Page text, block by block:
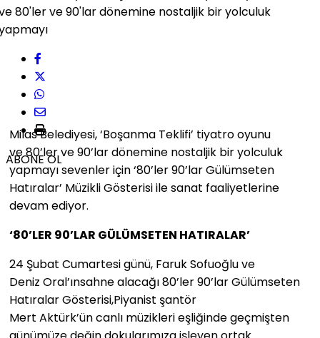
ABONE OL
Milas Belediyesi, ‘Boşanma Teklifi’ tiyatro oyunu
ve 80’ler ve 90’lar dönemine nostaljik bir yolculuk
yapmayı sevenler için ‘80’ler 90’lar Gülümseten
Hatıralar’ Müzikli Gösterisi ile sanat faaliyetlerine
devam ediyor.
‘80’LER 90’LAR GÜLÜMSETEN HATIRALAR’
24 Şubat Cumartesi günü, Faruk Sofuoğlu ve
Deniz Oral’ınsahne alacağı 80’ler 90’lar Gülümseten
Hatıralar Gösterisi,Piyanist şantör
Mert Aktürk’ün canlı müzikleri eşliğinde geçmişten